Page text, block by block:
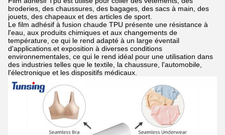
broderies, des chaussures, des bagages, des sacs à main, des
jouets, des chapeaux et des articles de sport.
Le film adhésif à fusion chaude TPU présente une résistance à
l'eau, aux produits chimiques et aux changements de
température, ce qui le rend adapté à un large éventail
d'applications.et exposition à diverses conditions
environnementales, ce qui le rend idéal pour une utilisation dans
des industries telles que le textile, la chaussure, l'automobile,
l'électronique et les dispositifs médicaux.